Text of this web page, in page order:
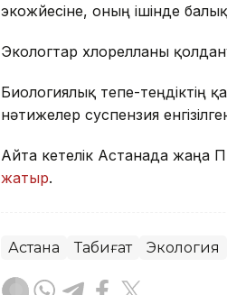
экожүйесіне, оның ішінде
Экологтар хлорелланы
Биологиялық тепе-теңдіктің
нәтижелер суспензия
Айта кетелік Астанада жаңа
жатыр.
Астана Табиғат Экология